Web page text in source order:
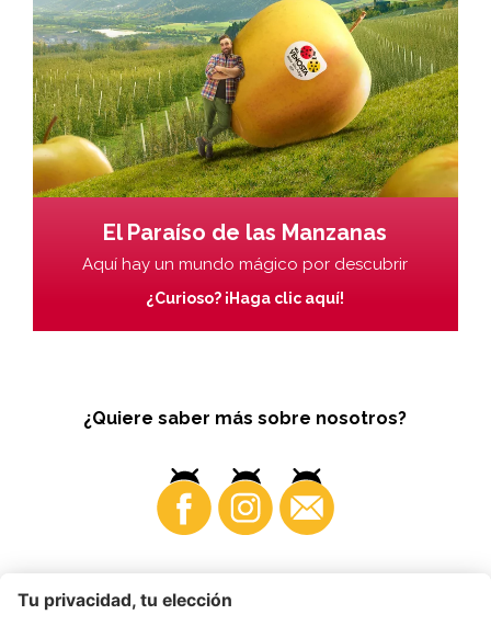
El Paraíso de las Manzanas
Aquí hay un mundo mágico por descubrir
¿Curioso? ¡Haga clic aquí!
¿Quiere saber más sobre nosotros?
Business